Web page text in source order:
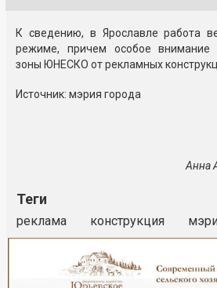
К сведению, в Ярославле работа
режиме, причем особое внимание
зоны ЮНЕСКО от рекламных
Источник: мэрия города
Анна
Теги
реклама конструкция